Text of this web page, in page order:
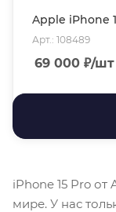
Apple iPhone
Арт.: 108489
69 000 ₽/шт
iPhone 15 Pro
мире. У нас